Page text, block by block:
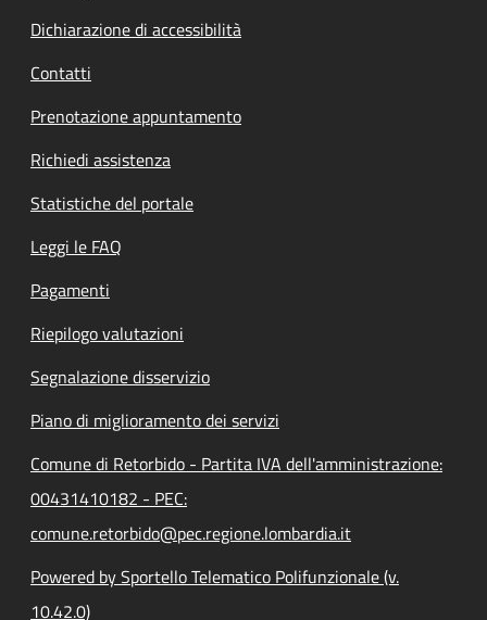
Dichiarazione di accessibilità
Contatti
Prenotazione appuntamento
Richiedi assistenza
Statistiche del portale
Leggi le FAQ
Pagamenti
Riepilogo valutazioni
Segnalazione disservizio
Piano di miglioramento dei servizi
Comune di Retorbido - Partita IVA dell'amministrazione:
00431410182 - PEC:
comune.retorbido@pec.regione.lombardia.it
Powered by Sportello Telematico Polifunzionale (v.
10.42.0)